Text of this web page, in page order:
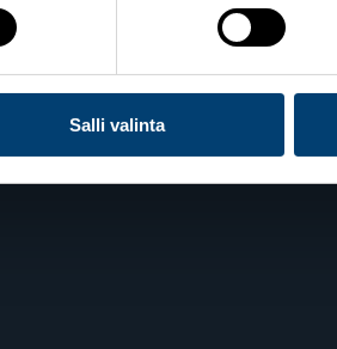
Salli valinta
Veikko Kankkosen
15110 Lahti